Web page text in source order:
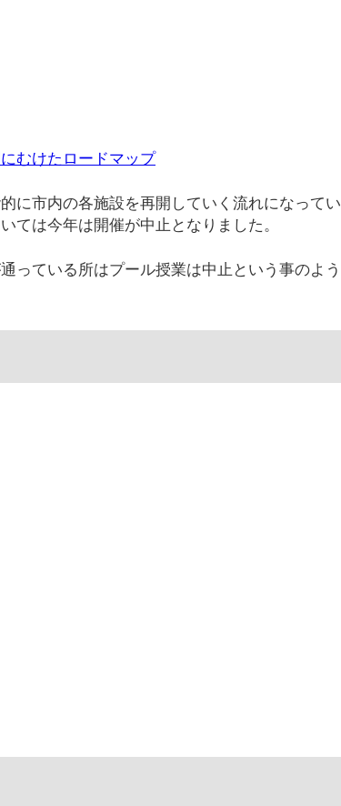
むけたロードマップ
に市内の各施設を再開していく流れになってい
ては今年は開催が中止となりました。
っている所はプール授業は中止という事のよう